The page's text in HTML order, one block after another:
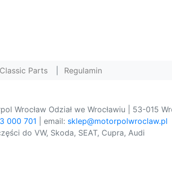
Classic Parts Regulamin
Wrocław Odział we Wrocławiu | 53-015
000 701 | email: sklep@motorpolwroclaw.pl
do VW, Skoda, SEAT, Cupra, Audi